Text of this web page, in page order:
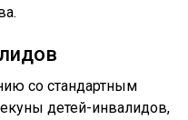
со стандартным
детей-инвалидов,